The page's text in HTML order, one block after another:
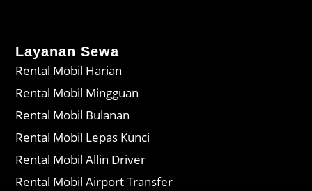
Layanan Sewa
Rental Mobil Harian
Rental Mobil Mingguan
Rental Mobil Bulanan
Rental Mobil Lepas Kunci
Rental Mobil Allin Driver
Rental Mobil Airport Transfer